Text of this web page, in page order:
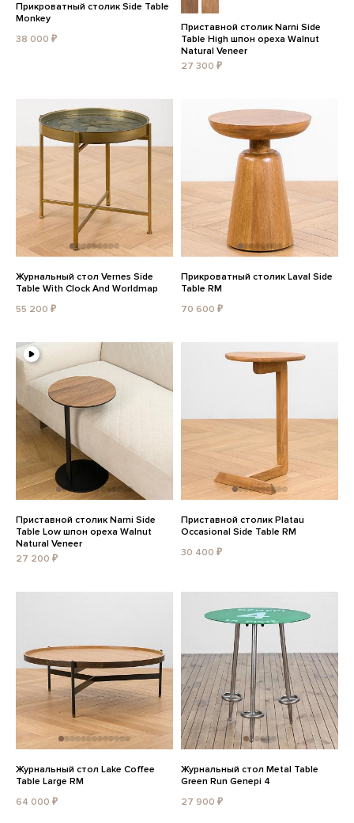
Прикроватный столик Side Table
Monkey
38 000 ₽
Приставной столик Narni Side
Table High шпон ореха Walnut
Natural Veneer
27 300 ₽
Журнальный стол Vernes Side
Table With Clock And Worldmap
55 200 ₽
Прикроватный столик Laval Side
Table RM
70 600 ₽
Приставной столик Narni Side
Table Low шпон ореха Walnut
Natural Veneer
27 200 ₽
Приставной столик Platau
Occasional Side Table RM
30 400 ₽
Журнальный стол Lake Coffee
Table Large RM
64 000 ₽
Журнальный стол Metal Table
Green Run Genepi 4
27 900 ₽